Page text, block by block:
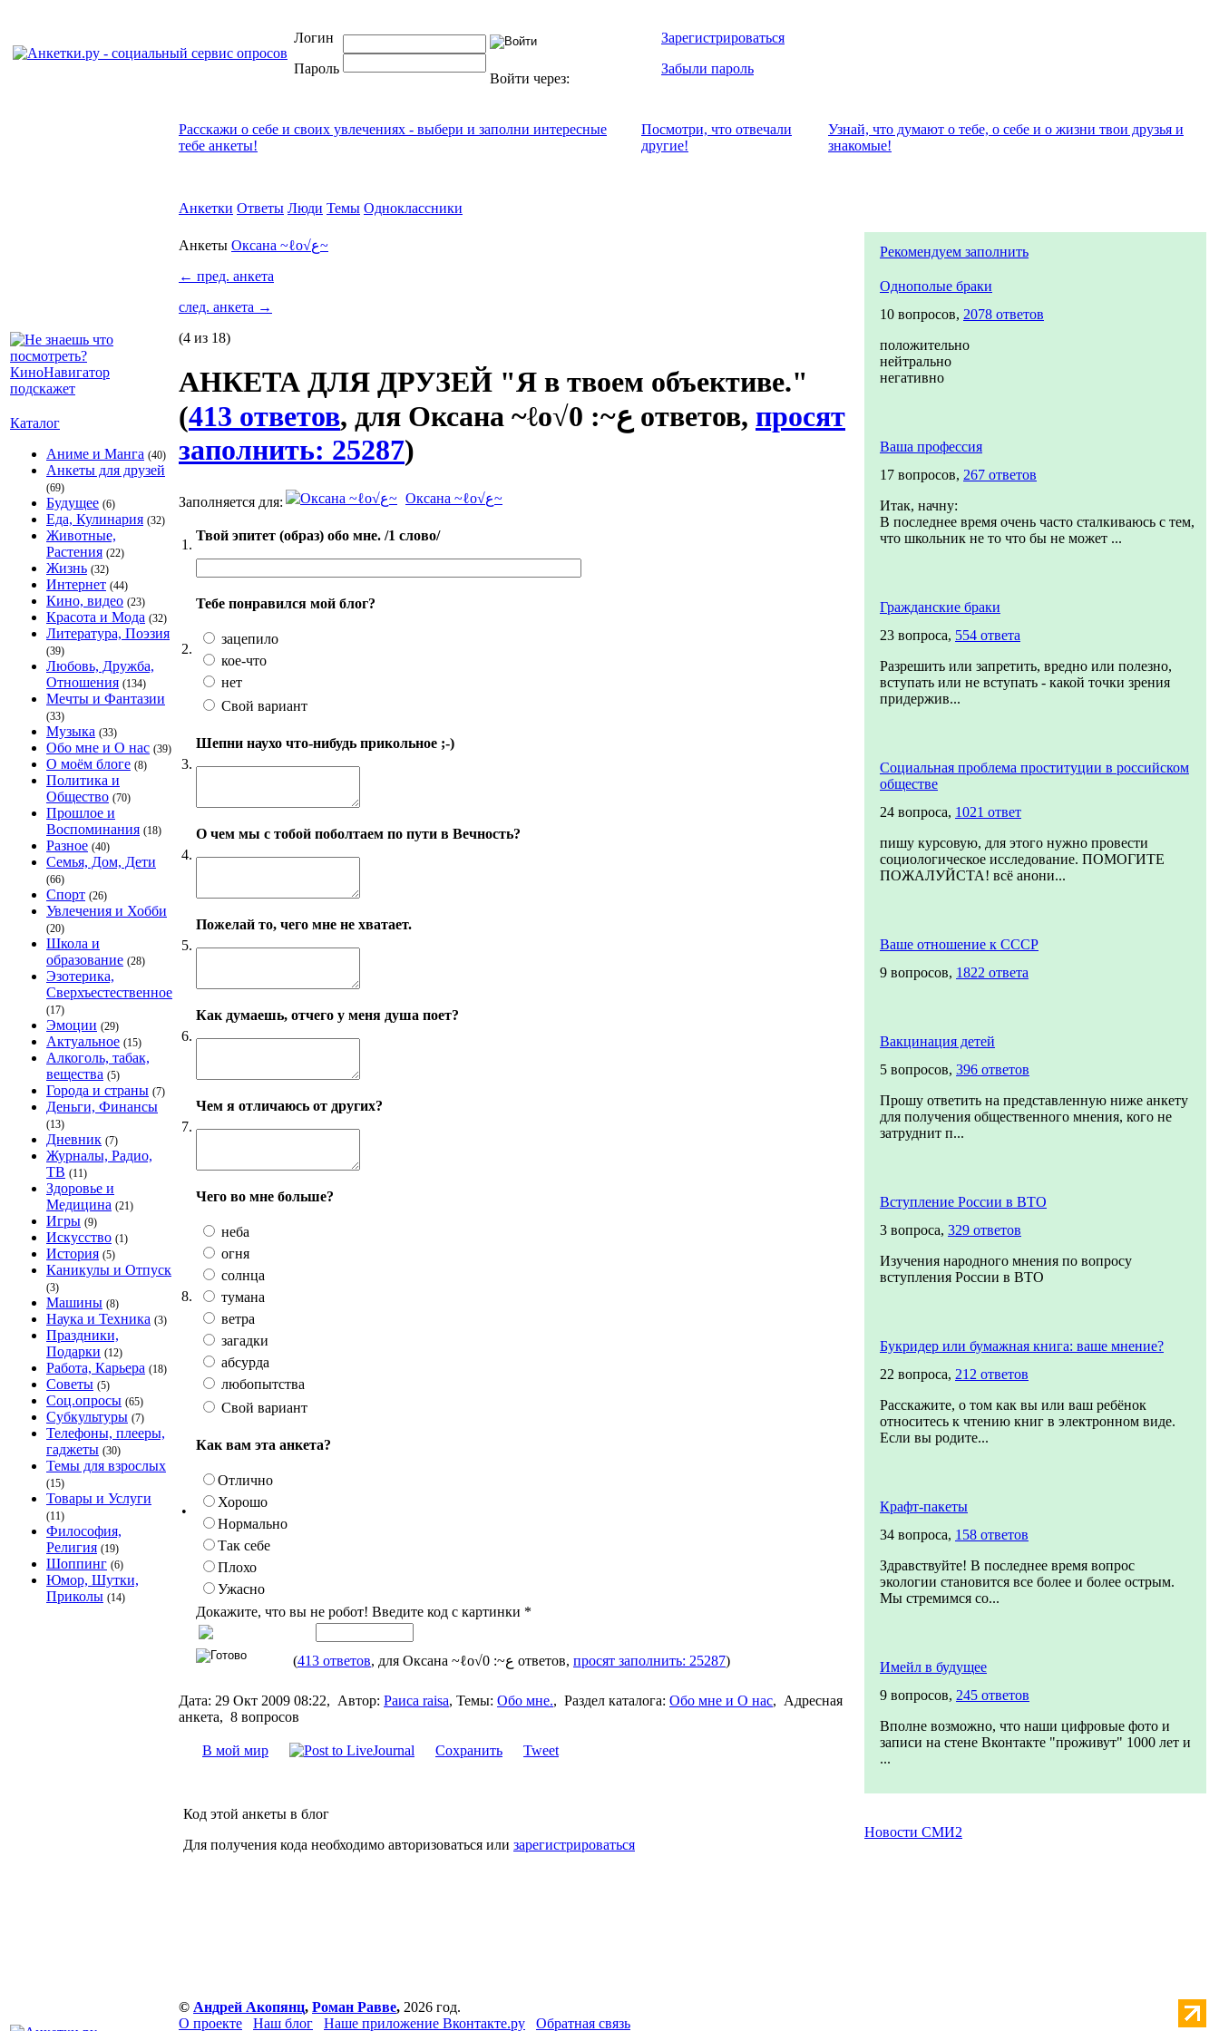
Логин
Пароль
Войти через:
Зарегистрироваться
Забыли пароль
Каталог
Аниме и Манга (40)
Анкеты для друзей
(69)
Будущее (6)
Еда, Кулинария (32)
Животные,
Растения (22)
Жизнь (32)
Интернет (44)
Кино, видео (23)
Красота и Мода (32)
Литература, Поэзия
(39)
Любовь, Дружба,
Отношения (134)
Мечты и Фантазии
(33)
Музыка (33)
Обо мне и О нас (39)
О моём блоге (8)
Политика и
Общество (70)
Прошлое и
Воспоминания (18)
Разное (40)
Семья, Дом, Дети
(66)
Спорт (26)
Увлечения и Хобби
(20)
Школа и
образование (28)
Эзотерика,
Сверхъестественное
(17)
Эмоции (29)
Актуальное (15)
Алкоголь, табак,
вещества (5)
Города и страны (7)
Деньги, Финансы
(13)
Дневник (7)
Журналы, Радио,
ТВ (11)
Здоровье и
Медицина (21)
Игры (9)
Искусство (1)
История (5)
Каникулы и Отпуск
(3)
Машины (8)
Наука и Техника (3)
Праздники,
Подарки (12)
Работа, Карьера (18)
Советы (5)
Соц.опросы (65)
Субкультуры (7)
Телефоны, плееры,
гаджеты (30)
Темы для взрослых
(15)
Товары и Услуги
(11)
Философия,
Религия (19)
Шоппинг (6)
Юмор, Шутки,
Приколы (14)
Расскажи о себе и своих увлечениях - выбери и заполни интересные
тебе анкеты!
Посмотри, что отвeчали
другие!
Узнай, что думают о тебе, о себе и о жизни твои друзья и
знакомые!
Анкетки Ответы Люди Темы Одноклассники
Анкеты
Оксана ~ℓo√ﻉ~
← пред. анкета
след. анкета →
(4 из 18)
АНКЕТА ДЛЯ ДРУЗЕЙ "Я в твоем объективе."
(413 ответов , для Оксана ~ℓo√ﻉ~: 0 ответов, просят
заполнить: 25287)
Заполняется для: Оксана ~ℓo√ﻉ~
1.
Твой эпитет (образ) обо мне. /1 слово/
2.
Тебе понравился мой блог?
зацепило
кое-что
нет
Свой вариант
3.
Шепни наухо что-нибудь прикольное ;-)
4.
О чем мы с тобой поболтаем по пути в Вечность?
5.
Пожелай то, чего мне не хватает.
6.
Как думаешь, отчего у меня душа поет?
7.
Чем я отличаюсь от других?
8.
Чего во мне больше?
неба
огня
солнца
тумана
ветра
загадки
абсурда
любопытства
Свой вариант
•
Как вам эта анкета?
Отлично
Хорошо
Нормально
Так себе
Плохо
Ужасно
Докажите, что вы не робот! Введите код с картинки *
(413 ответов , для Оксана ~ℓo√ﻉ~: 0 ответов, просят заполнить: 25287)
Дата: 29 Окт 2009 08:22, Автор: Раиса raisa, Темы: Обо мне., Раздел каталога: Обо мне и О нас, Адресная
анкета, 8 вопросов
В мой мир Сохранить Tweet
Код этой анкеты в блог
Для получения кода необходимо авторизоваться или зарегистрироваться
Рекомендуем заполнить
Однополые браки
10 вопросов, 2078 ответов
положительно
нейтрально
негативно
Ваша профессия
17 вопросов, 267 ответов
Итак, начну:
В последнее время очень часто сталкиваюсь с тем,
что школьник не то что бы не может ...
Гражданские браки
23 вопроса, 554 ответа
Разрешить или запретить, вредно или полезно,
вступать или не вступать - какой точки зрения
придержив...
Социальная проблема проституции в российском
обществе
24 вопроса, 1021 ответ
пишу курсовую, для этого нужно провести
социологическое исследование. ПОМОГИТЕ
ПОЖАЛУЙСТА! всё анони...
Ваше отношение к СССР
9 вопросов, 1822 ответа
Вакцинация детей
5 вопросов, 396 ответов
Прошу ответить на представленную ниже анкету
для получения общественного мнения, кого не
затруднит п...
Вступление России в ВТО
3 вопроса, 329 ответов
Изучения народного мнения по вопросу
вступления России в ВТО
Букридер или бумажная книга: ваше мнение?
22 вопроса, 212 ответов
Расскажите, о том как вы или ваш ребёнок
относитесь к чтению книг в электронном виде.
Если вы родите...
Крафт-пакеты
34 вопроса, 158 ответов
Здравствуйте! В последнее время вопрос
экологии становится все более и более острым.
Мы стремимся со...
Имейл в будущее
9 вопросов, 245 ответов
Вполне возможно, что наши цифровые фото и
записи на стене Вконтакте "проживут" 1000 лет и
...
Новости СМИ2
© Андрей Акопянц, Роман Равве, 2026 год.
О проекте
Наш блог Наше приложение Вконтакте.ру Обратная связь